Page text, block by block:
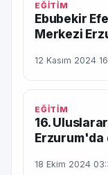
EĞİTİM
Ebubekir
Merkezi
12 Kasım 2024
EĞİTİM
16.
Erzurum'da
18 Ekim 2024